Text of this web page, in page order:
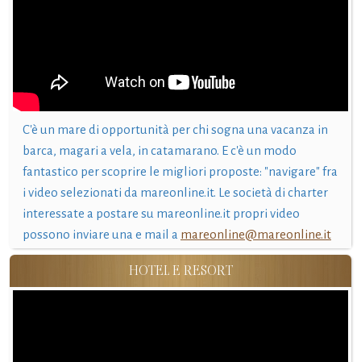
C'è un mare di opportunità per chi sogna una vacanza in
barca, magari a vela, in catamarano. E c'è un modo
fantastico per scoprire le migliori proposte: "navigare" fra
i video selezionati da mareonline.it. Le società di charter
interessate a postare su mareonline.it propri video
possono inviare una e mail a mareonline@mareonline.it
HOTEL E RESORT